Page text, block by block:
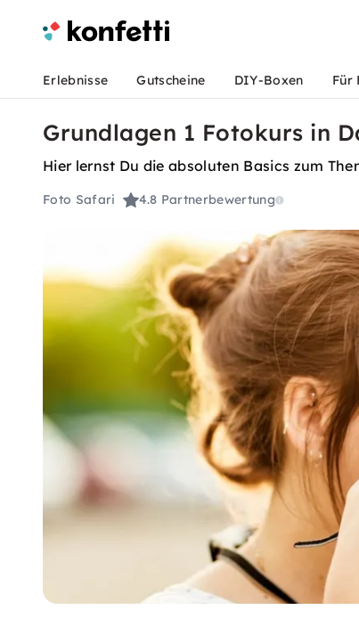
Erlebnisse Gutscheine DIY-Boxen Für
Grundlagen 1 Fotokurs in
Hier lernst Du die absoluten Basics zum
Foto Safari 4.8 Partnerbewertung